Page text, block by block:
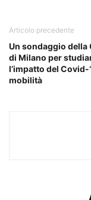
Articolo precedente
Un sondaggio della
di Milano per
l’impatto del
mobilità